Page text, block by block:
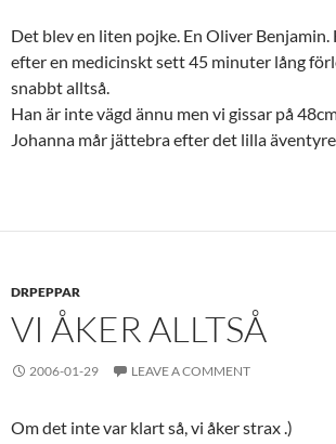
Det blev en liten pojke. En Oliver
efter en medicinskt sett 45 minuter lång
snabbt alltså.
Han är inte vägd ännu men vi gissar på
Johanna mår jättebra efter det lilla
DRPEPPAR
VI ÅKER ALLTSÅ
2006-01-29 LEAVE A COMMENT
Om det inte var klart så, vi åker strax .)